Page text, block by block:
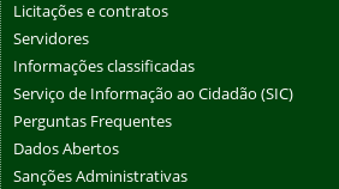
Licitações e contratos
Servidores
Informações classificadas
Serviço de Informação ao Cidadão (SIC)
Perguntas Frequentes
Dados Abertos
Sanções Administrativas